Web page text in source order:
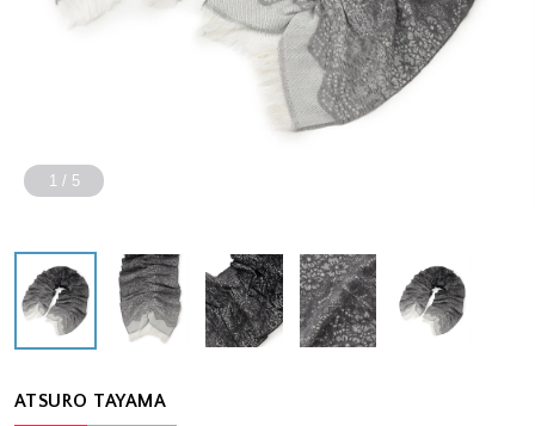
1 / 5
ATSURO TAYAMA